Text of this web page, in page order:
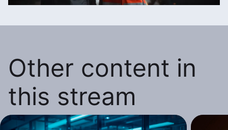
Other content in
this stream